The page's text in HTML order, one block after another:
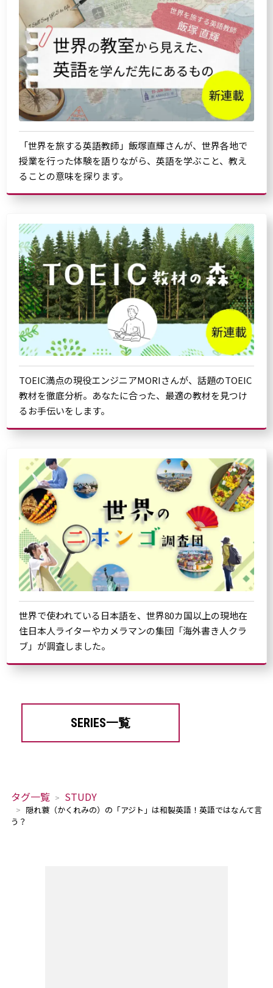
「世界を旅する英語教師」飯塚直輝さんが、世界各地で
授業を行った体験を語りながら、英語を学ぶこと、教え
ることの意味を探ります。
TOEIC満点の現役エンジニアMORIさんが、話題のTOEIC
教材を徹底分析。あなたに合った、最適の教材を見つけ
るお手伝いをします。
世界で使われている日本語を、世界80カ国以上の現地在
住日本人ライターやカメラマンの集団「海外書き人クラ
ブ」が調査しました。
SERIES一覧
タグ一覧 STUDY
隠れ蓑（かくれみの）の「アジト」は和製英語！英語ではなんて言
う？